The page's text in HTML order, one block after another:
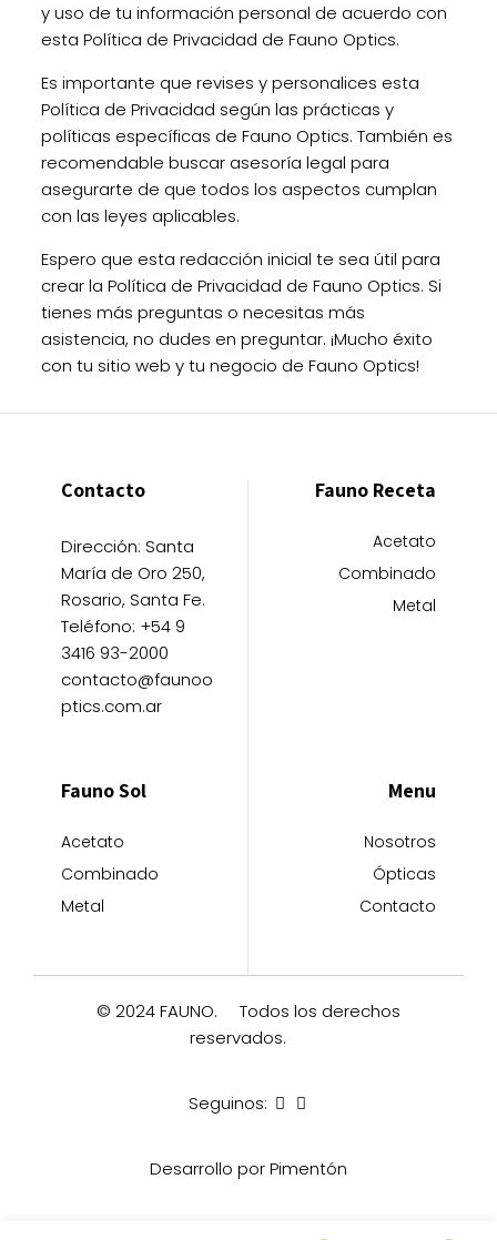
y uso de tu información personal de acuerdo con
esta Política de Privacidad de Fauno Optics.
Es importante que revises y personalices esta
Política de Privacidad según las prácticas y
políticas específicas de Fauno Optics. También es
recomendable buscar asesoría legal para
asegurarte de que todos los aspectos cumplan
con las leyes aplicables.
Espero que esta redacción inicial te sea útil para
crear la Política de Privacidad de Fauno Optics. Si
tienes más preguntas o necesitas más
asistencia, no dudes en preguntar. ¡Mucho éxito
con tu sitio web y tu negocio de Fauno Optics!
Contacto
Dirección: Santa
María de Oro 250,
Rosario, Santa Fe.
Teléfono: +54 9
3416 93-2000
contacto@faunoo
ptics.com.ar
Fauno Receta
Acetato
Combinado
Metal
Fauno Sol
Acetato
Combinado
Metal
Menu
Nosotros
Ópticas
Contacto
© 2024 FAUNO.
Todos los derechos
reservados.
Seguinos:
Desarrollo por Pimentón